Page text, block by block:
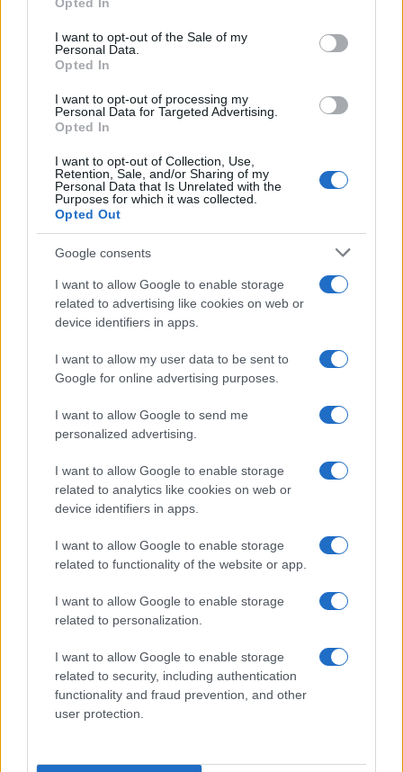
use your data for below specified purposes in below Google
consent section.
I want to opt-out of the Sale of my
Personal Data.
Opted In
I want to opt-out of processing my
Personal Data for Targeted Advertising.
Opted In
I want to opt-out of Collection, Use,
Retention, Sale, and/or Sharing of my
Personal Data that Is Unrelated with the
Purposes for which it was collected.
Opted Out
Google consents
I want to allow Google to enable storage
related to advertising like cookies on web or
device identifiers in apps.
I want to allow my user data to be sent to
Google for online advertising purposes.
I want to allow Google to send me
personalized advertising.
I want to allow Google to enable storage
related to analytics like cookies on web or
device identifiers in apps.
I want to allow Google to enable storage
related to functionality of the website or app.
I want to allow Google to enable storage
related to personalization.
I want to allow Google to enable storage
related to security, including authentication
functionality and fraud prevention, and other
user protection.
Στην ίδια συνάντηση, σύμφωνα με την ΟΙΕΛΕ, έγινε λόγος
καθώς και για περιστατικά εκφοβισμού μεταξύ μαθητών
αλλά και σε βάρος εκπαιδευτικών.
Οι εκπρόσωποι του ΣΚΦΕ υποστήριξαν ότι οι εξελίξεις
εκπαιδευτικούς και επηρεάζουν το εργασιακό
περιβάλλον στα σχολεία.
Σχολεία: Τελευταία ευκαιρία για τις εγγραφές μαθητών